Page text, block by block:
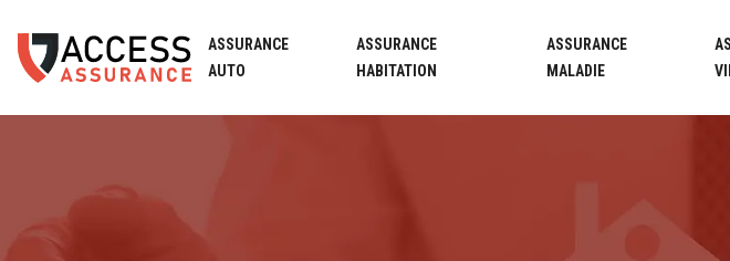
ASSURANCE
AUTO
ASSURANCE
HABITATION
ASSURANCE
MALADIE